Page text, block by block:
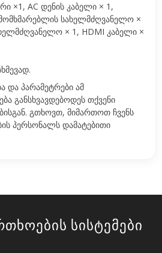
×1, AC დენის კაბელი × 1,
სახელმძღვანელო ×
× 1, HDMI კაბელი ×
და პარამეტრები ამ
განსხვავდებოდეს თქვენი
გთხოვთ, მიმართოთ ჩვენს
პერსონალს დამატებითი
Სისტემები